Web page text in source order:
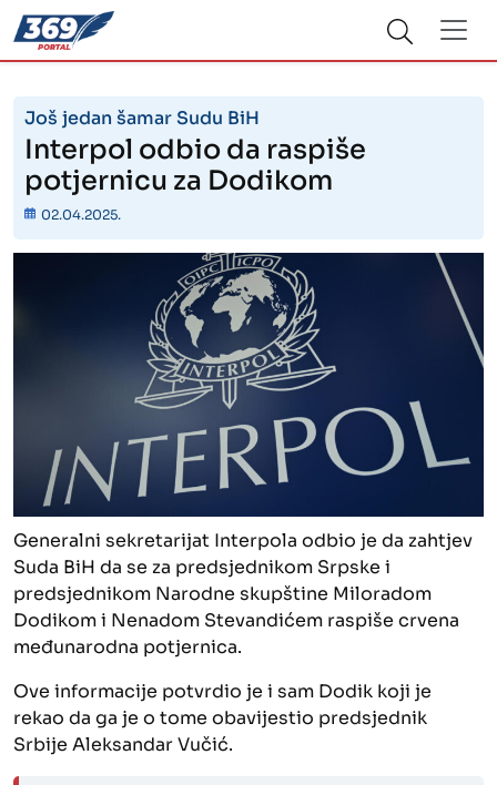
Još jedan šamar Sudu BiH
Interpol odbio da raspiše
potjernicu za Dodikom
02.04.2025.
Generalni sekretarijat Interpola odbio je da zahtjev
Suda BiH da se za predsjednikom Srpske i
predsjednikom Narodne skupštine Miloradom
Dodikom i Nenadom Stevandićem raspiše crvena
međunarodna potjernica.
Ove informacije potvrdio je i sam Dodik koji je
rekao da ga je o tome obavijestio predsjednik
Srbije Aleksandar Vučić.